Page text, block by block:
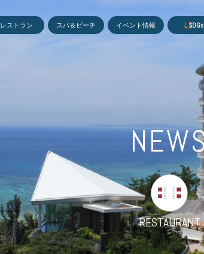
レストラン スパ＆ビーチ イベント情報 SDGs
RESTAURANT